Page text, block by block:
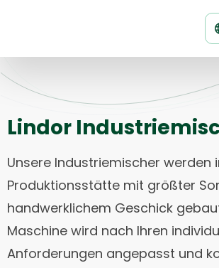
Lindor
Unsere Industriemischer werden
Produktionsstätte mit größter
handwerklichem Geschick
Maschine wird nach Ihren
Anforderungen angepasst und